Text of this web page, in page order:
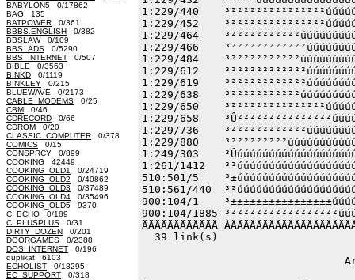
BABYLON5 0/17862
BAG 135
BATPOWER 0/361
BBBS.ENGLISH 0/382
BBSLAW0/109
BBS_ADS 0/5290
BBS_INTERNET 0/507
BIBLE 0/3563
BINKD 0/1119
BINKLEY 0/215
BLUEWAVE 0/2173
CABLE_MODEMS 0/25
CBM 0/46
CDRECORD 0/66
CDROM 0/20
CLASSIC_COMPUTER 0/378
COMICS 0/15
CONSPRCY 0/899
COOKING 42449
COOKING_OLD1
0/24719
COOKING_OLD2 0/40862
COOKING_OLD3 0/37489
COOKING_OLD4 0/35496
COOKING_OLD5 9370
C_ECHO 0/189
C_PLUSPLUS 0/31
DIRTY_DOZEN 0/201
DOORGAMES 0/2388
DOS_INTERNET 0/196
duplikat 6103
ECHOLIST 0/18295
EC_SUPPORT 0/318